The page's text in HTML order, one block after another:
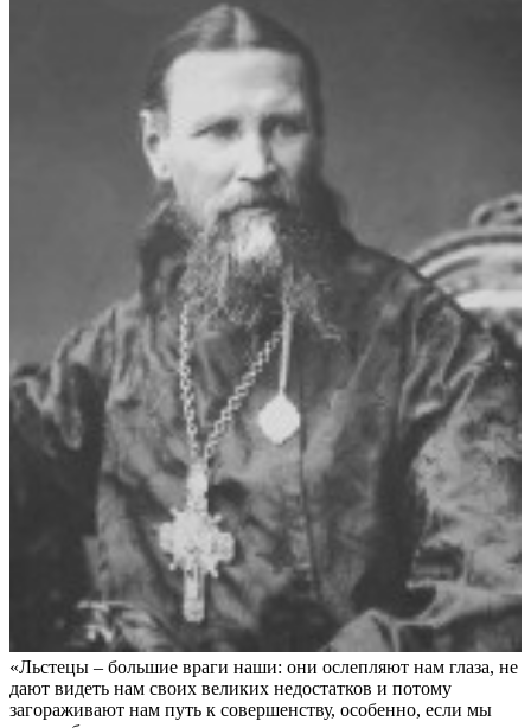
«Льстецы – большие враги наши: они ослепляют нам глаза, не
дают видеть нам своих великих недостатков и потому
загораживают нам путь к совершенству, особенно, если мы